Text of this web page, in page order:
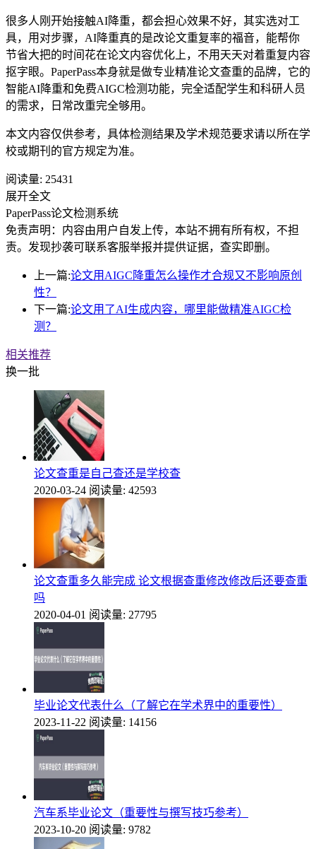
很多人刚开始接触AI降重，都会担心效果不好，其实选对工
具，用对步骤，AI降重真的是改论文重复率的福音，能帮你
节省大把的时间花在论文内容优化上，不用天天对着重复内容
抠字眼。PaperPass本身就是做专业精准论文查重的品牌，它的
智能AI降重和免费AIGC检测功能，完全适配学生和科研人员
的需求，日常改重完全够用。
本文内容仅供参考，具体检测结果及学术规范要求请以所在学
校或期刊的官方规定为准。
阅读量: 25431
展开全文
PaperPass论文检测系统
免责声明：内容由用户自发上传，本站不拥有所有权，不担
责。发现抄袭可联系客服举报并提供证据，查实即删。
上一篇:论文用AIGC降重怎么操作才合规又不影响原创
性？
下一篇:论文用了AI生成内容，哪里能做精准AIGC检
测？
相关推荐
换一批
论文查重是自己查还是学校查
2020-03-24 阅读量: 42593
论文查重多久能完成 论文根据查重修改修改后还要查重
吗
2020-04-01 阅读量: 27795
毕业论文代表什么（了解它在学术界中的重要性）
2023-11-22 阅读量: 14156
汽车系毕业论文（重要性与撰写技巧参考）
2023-10-20 阅读量: 9782